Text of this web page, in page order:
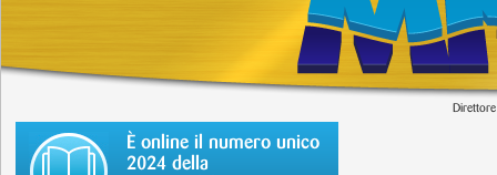
È online il numero unico
2024 della